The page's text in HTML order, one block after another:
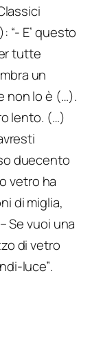
“- E’ questo
tutte
un
non lo è (…).
lento. (…)
duecento
vetro ha
di miglia,
Se vuoi una
di vetro
luce”.